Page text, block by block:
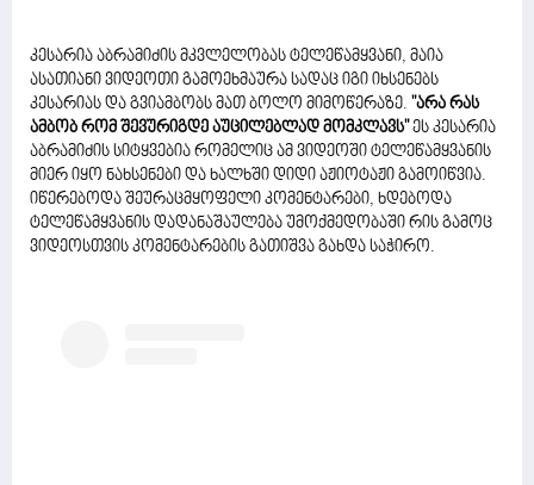
კესარია აბრამიძის მკვლელობას ტელეწამყვანი, მაია
ასათიანი ვიდეოთი გამოეხმაურა სადაც იგი იხსენებს
კესარიას და გვიამბობს მათ ბოლო მიმოწერაზე. "არა რას
ამბობ რომ შევურიგდე აუცილებლად მომკლავს" ეს კესარია
აბრამიძის სიტყვებია რომელიც ამ ვიდეოში ტელეწამყვანის
მიერ იყო ნახსენები და ხალხში დიდი აჟიოტაჟი გამოიწვია.
იწერებოდა შეურაცმყოფელი კომენტარები, ხდებოდა
ტელეწამყვანის დადანაშაულება უმოქმედობაში რის გამოც
ვიდეოსთვის კომენტარების გათიშვა გახდა საჭირო.